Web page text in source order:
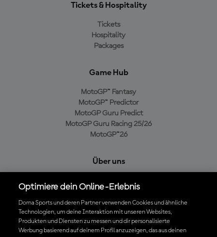
Tickets & Hospitality
Tickets
Hospitality
Packages
Game Hub
MotoGP™ Fantasy
MotoGP™ Predictor
MotoGP Guru Predict
MotoGP Guru Racing 25/26
MotoGP™26
Über uns
Cookie-Richtlinien
Geschäftsbedingungen
Datenschutzrichtlinien
Kaufrichtlinie
Optimiere dein Online-Erlebnis
Dorna Sports und deren Partner verwenden Cookies und ähnliche
Technologien, um deine Interaktion mit unseren Websites,
Produkten und Diensten zu messen und dir personalisierte
Werbung basierend auf deinem Profil anzuzeigen, das aus deinen